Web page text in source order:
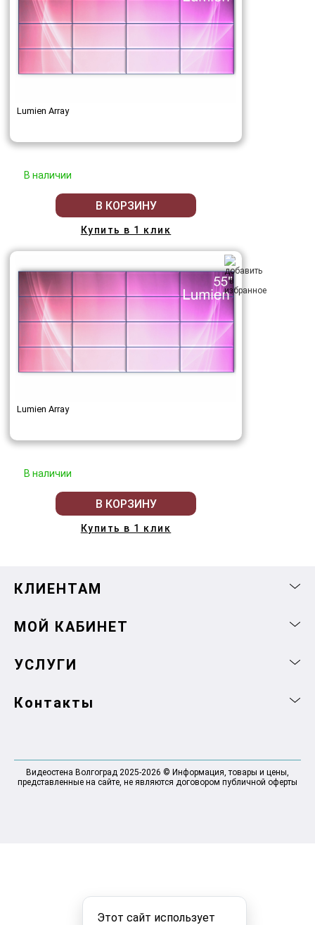
Этот сайт использует
Lumien Array
В наличии
В КОРЗИНУ
Купить в 1 клик
Lumien Array
В наличии
В КОРЗИНУ
Купить в 1 клик
КЛИЕНТАМ
МОЙ КАБИНЕТ
УСЛУГИ
Контакты
Видеостена Волгоград 2025-2026 © Информация, товары и цены,
представленные на сайте, не являются договором публичной оферты